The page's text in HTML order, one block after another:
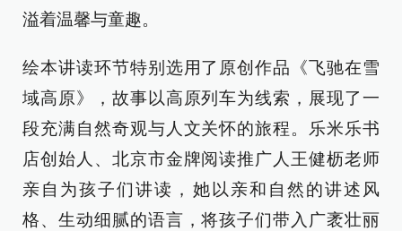
溢着温馨与童趣。
绘本讲读环节特别选用了原创作品《飞驰在雪
域高原》，故事以高原列车为线索，展现了一
段充满自然奇观与人文关怀的旅程。乐米乐书
店创始人、北京市金牌阅读推广人王健枥老师
亲自为孩子们讲读，她以亲和自然的讲述风
格、生动细腻的语言，将孩子们带入广袤壮丽